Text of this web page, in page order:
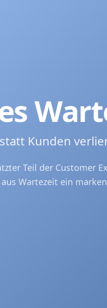
in einen
Touchpoint
waiting time into a
Kunden
Teil der Customer
Wartezeit ein